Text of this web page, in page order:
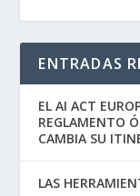
ENTRADAS
EL AI ACT
REGLAMENTO
CAMBIA SU
LAS